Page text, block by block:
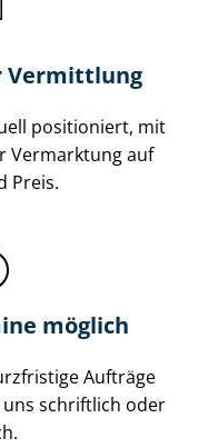
Vermittlung
positioniert, mit
Vermarktung auf
Preis.
möglich
Aufträge
schriftlich oder